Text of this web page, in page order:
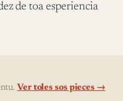
de toa esperiencia
Ver toles sos pieces →